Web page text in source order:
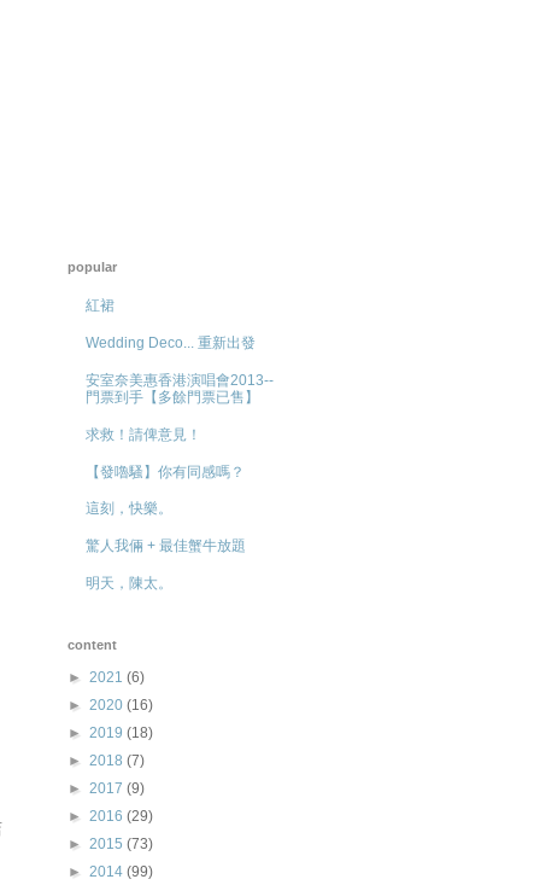
popular
紅裙
Wedding Deco... 重新出發
安室奈美惠香港演唱會2013--
門票到手【多餘門票已售】
求救！請俾意見！
【發嚕騷】你有同感嗎？
這刻，快樂。
驚人我倆 + 最佳蟹牛放題
明天，陳太。
content
► 2021 (6)
► 2020 (16)
► 2019 (18)
► 2018 (7)
► 2017 (9)
► 2016 (29)
► 2015 (73)
► 2014 (99)